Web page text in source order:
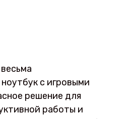
с игровыми
решение для
работы и